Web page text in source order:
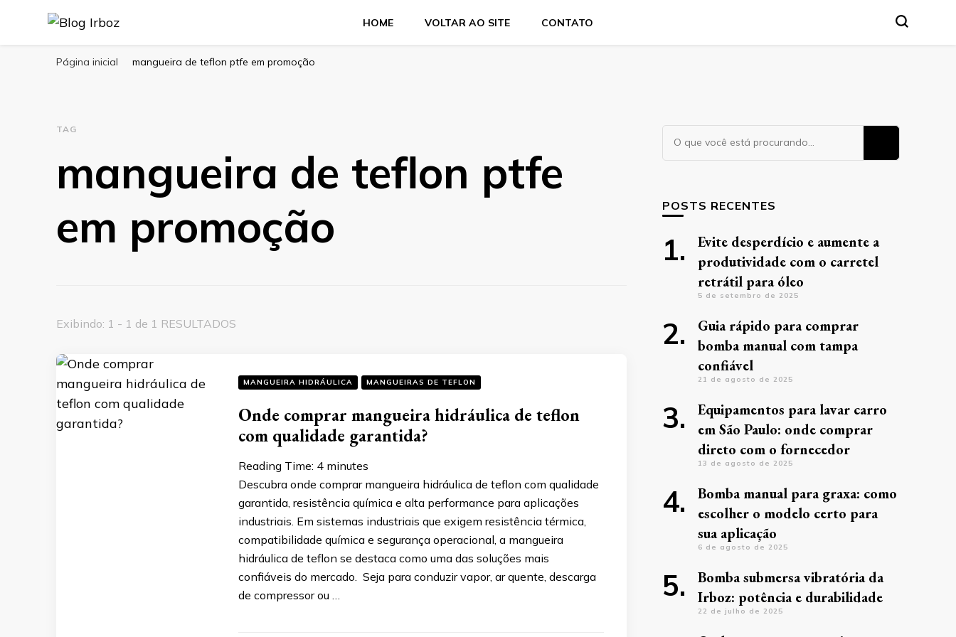
HOME VOLTAR AO SITE CONTATO
Página inicial mangueira de teflon ptfe em promoção
TAG
mangueira de teflon ptfe
em promoção
Exibindo: 1 - 1 de 1 RESULTADOS
MANGUEIRA HIDRÁULICA MANGUEIRAS DE TEFLON
Onde comprar mangueira hidráulica de teflon
com qualidade garantida?
Reading Time: 4 minutes
Descubra onde comprar mangueira hidráulica de teflon com qualidade
garantida, resistência química e alta performance para aplicações
industriais. Em sistemas industriais que exigem resistência térmica,
compatibilidade química e segurança operacional, a mangueira
hidráulica de teflon se destaca como uma das soluções mais
confiáveis do mercado. Seja para conduzir vapor, ar quente, descarga
de compressor ou …
Procurando
algo?
POSTS RECENTES
Evite desperdício e aumente a
produtividade com o carretel
retrátil para óleo
5 de setembro de 2025
Guia rápido para comprar
bomba manual com tampa
confiável
21 de agosto de 2025
Equipamentos para lavar carro
em São Paulo: onde comprar
direto com o fornecedor
13 de agosto de 2025
Bomba manual para graxa: como
escolher o modelo certo para
sua aplicação
6 de agosto de 2025
Bomba submersa vibratória da
Irboz: potência e durabilidade
22 de julho de 2025